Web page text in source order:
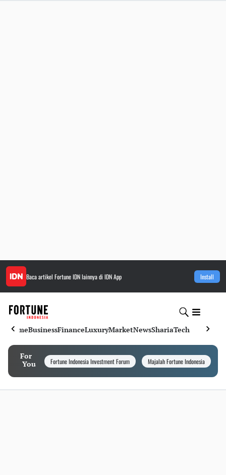
Baca artikel Fortune IDNlainnya di IDN App Install
HomeBusinessFinanceLuxuryMarketNewsShariaTech
For
You
Fortune Indonesia Investment Forum Majalah Fortune Indonesia